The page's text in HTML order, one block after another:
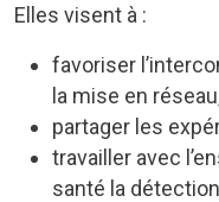
Elles visent à :
favoriser
la mise en
partager les
travailler avec
santé la